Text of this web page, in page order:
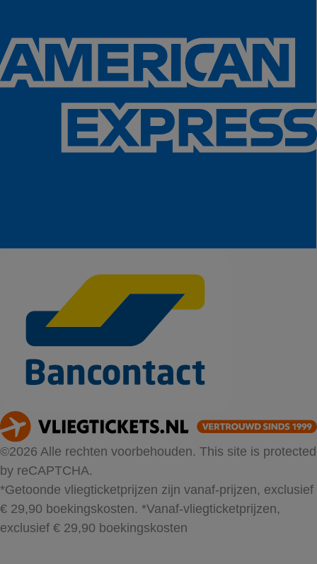
©2026 Alle rechten voorbehouden. This site is protected
by reCAPTCHA.
*Getoonde vliegticketprijzen zijn vanaf-prijzen, exclusief
€ 29,90 boekingskosten. *Vanaf-vliegticketprijzen,
exclusief € 29,90 boekingskosten